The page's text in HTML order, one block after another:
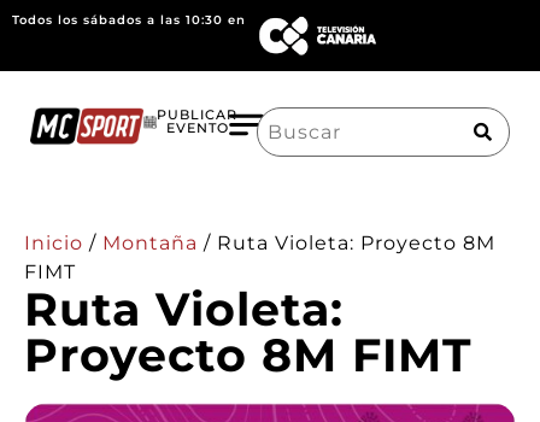
Todos los sábados a las 10:30 en
PUBLICAR
EVENTO
Search
for:
Inicio / Montaña / Ruta Violeta: Proyecto 8M
FIMT
Ruta Violeta:
Proyecto 8M FIMT